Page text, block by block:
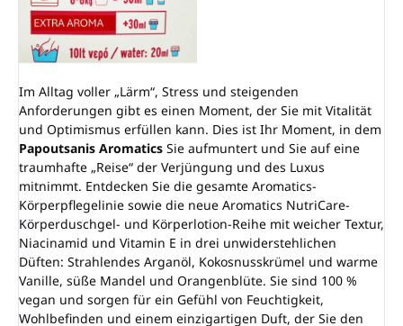
Im Alltag voller „Lärm“, Stress und steigenden
Anforderungen gibt es einen Moment, der Sie mit Vitalität
und Optimismus erfüllen kann. Dies ist Ihr Moment, in dem
Papoutsanis Aromatics Sie aufmuntert und Sie auf eine
traumhafte „Reise“ der Verjüngung und des Luxus
mitnimmt. Entdecken Sie die gesamte Aromatics-
Körperpflegelinie sowie die neue Aromatics NutriCare-
Körperduschgel- und Körperlotion-Reihe mit weicher Textur,
Niacinamid und Vitamin E in drei unwiderstehlichen
Düften: Strahlendes Arganöl, Kokosnusskrümel und warme
Vanille, süße Mandel und Orangenblüte. Sie sind 100 %
vegan und sorgen für ein Gefühl von Feuchtigkeit,
Wohlbefinden und einem einzigartigen Duft, der Sie den